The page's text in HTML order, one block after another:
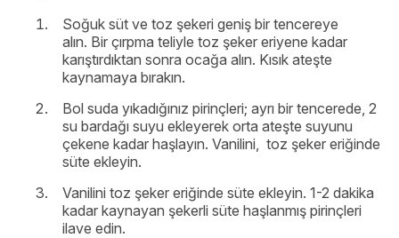
Soğuk süt ve toz şekeri geniş bir tencereye
alın. Bir çırpma teliyle toz şeker eriyene kadar
karıştırdıktan sonra ocağa alın. Kısık ateşte
kaynamaya bırakın.
Bol suda yıkadığınız pirinçleri; ayrı bir tencerede, 2
su bardağı suyu ekleyerek orta ateşte suyunu
çekene kadar haşlayın. Vanilini, toz şeker eriğinde
süte ekleyin.
Vanilini toz şeker eriğinde süte ekleyin. 1-2 dakika
kadar kaynayan şekerli süte haşlanmış pirinçleri
ilave edin.